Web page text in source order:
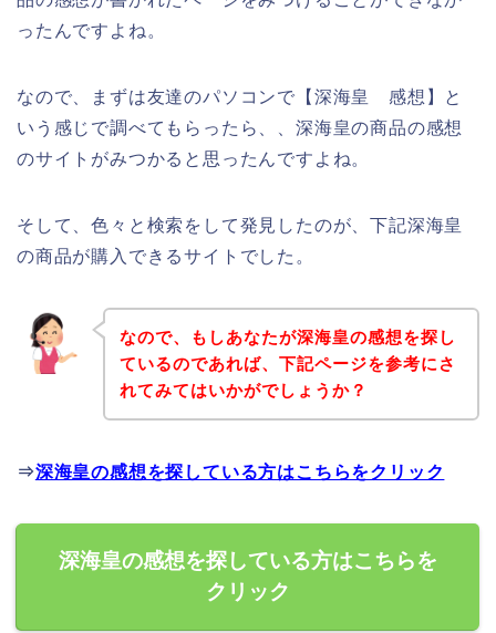
ったんですよね。
なので、まずは友達のパソコンで【深海皇 感想】と
いう感じで調べてもらったら、、深海皇の商品の感想
のサイトがみつかると思ったんですよね。
そして、色々と検索をして発見したのが、下記深海皇
の商品が購入できるサイトでした。
なので、もしあなたが深海皇の感想を探し
ているのであれば、下記ページを参考にさ
れてみてはいかがでしょうか？
⇒深海皇の感想を探している方はこちらをクリック
深海皇の感想を探している方はこちらを
クリック